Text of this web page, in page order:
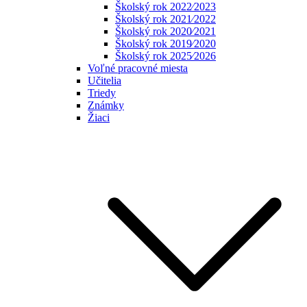
Školský rok 2022⁄2023
Školský rok 2021⁄2022
Školský rok 2020⁄2021
Školský rok 2019⁄2020
Školský rok 2025⁄2026
Voľné pracovné miesta
Učitelia
Triedy
Známky
Žiaci